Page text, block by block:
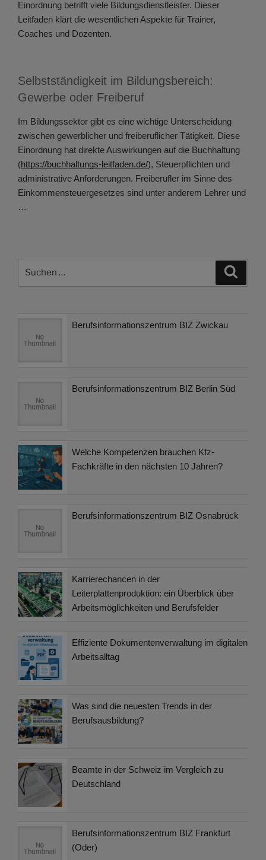
Einordnung betrifft viele Bildungsdienstleister. Dieser
Leitfaden klärt die wesentlichen Aspekte für Trainer,
Coaches und Dozenten.
Selbstständigkeit im Bildungsbereich:
Gewerbe oder Freiberuf
Im Bildungssektor gibt es eine wichtige Unterscheidung
zwischen gewerblicher und freiberuflicher Tätigkeit. Diese
Einordnung hat direkte Auswirkungen auf die Buchhaltung
(https://buchhaltungs-leitfaden.de/), Steuerpflichten und
administrative Anforderungen. Freiberufler im Sinne des
Einkommensteuergesetzes sind unter anderem Lehrer und
…
Berufsinformationszentrum BIZ Zwickau
Berufsinformationszentrum BIZ Berlin Süd
Welche Kompetenzen brauchen Kfz-
Fachkräfte in den nächsten 10 Jahren?
Berufsinformationszentrum BIZ Osnabrück
Karrierechancen in der
Leiterplattenproduktion: ein Überblick über
Arbeitsmöglichkeiten und Berufsfelder
Effiziente Dokumentenverwaltung im digitalen
Arbeitsalltag
Was sind die neuesten Trends in der
Berufsausbildung?
Beamte in der Schweiz im Vergleich zu
Deutschland
Berufsinformationszentrum BIZ Frankfurt
(Oder)